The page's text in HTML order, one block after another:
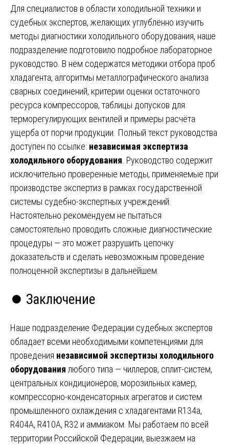
Для специалистов в области холодильной техники и
судебных экспертов, желающих углублённо изучить
методы диагностики холодильного оборудования, наше
подразделение подготовило подробное лабораторное
руководство. В нём содержатся методики отбора проб
хладагента, алгоритмы металлографического анализа
сварных соединений, критерии оценки остаточного
ресурса компрессоров, таблицы допусков для
терморегулирующих вентилей и примеры расчёта
ущерба от порчи продукции. Полный текст руководства
доступен по ссылке: независимая экспертиза
холодильного оборудования . Руководство содержит
исключительно проверенные методы, применяемые при
производстве экспертиз в рамках государственной
системы судебно-экспертных учреждений.
Настоятельно рекомендуем не пытаться
самостоятельно проводить сложные диагностические
процедуры — это может разрушить цепочку
доказательств и сделать невозможным проведение
полноценной экспертизы в дальнейшем.
⏺️ Заключение
Наше подразделение Федерации судебных экспертов
обладает всеми необходимыми компетенциями для
проведения независимой экспертизы холодильного
оборудования любого типа — чиллеров, сплит-систем,
центральных кондиционеров, морозильных камер,
компрессорно-конденсаторных агрегатов и систем
промышленного охлаждения с хладагентами R134a,
R404A, R410A, R32 и аммиаком. Мы работаем по всей
территории Российской Федерации, выезжаем на